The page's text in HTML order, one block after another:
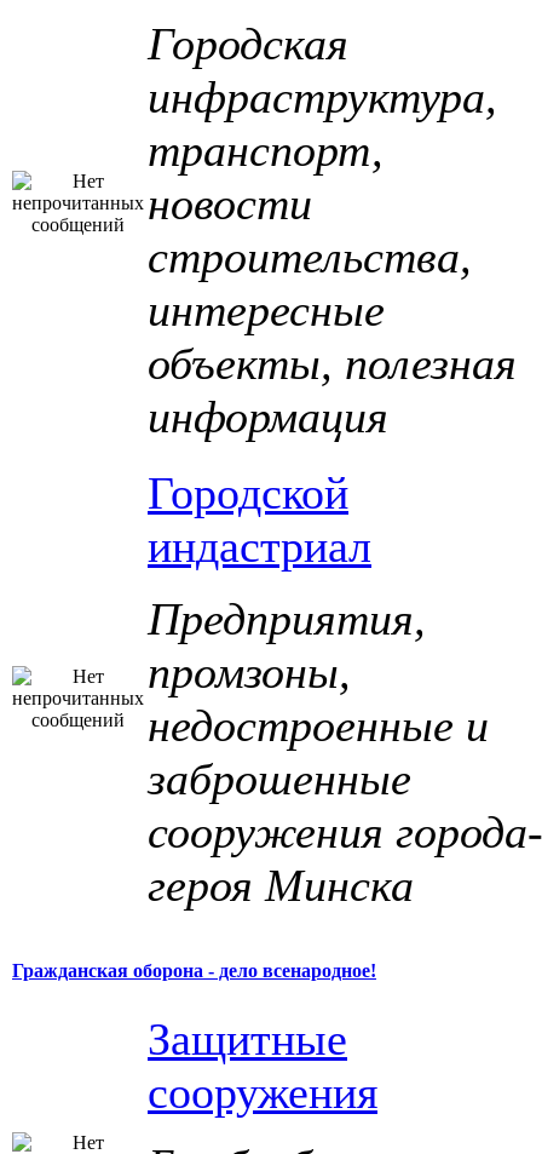
Городская
инфраструктура,
транспорт,
новости
строительства,
интересные
объекты, полезная
информация
Городской
индастриал
Предприятия,
промзоны,
недостроенные и
заброшенные
сооружения города-
героя Минска
Гражданская оборона - дело всенародное!
Защитные
сооружения